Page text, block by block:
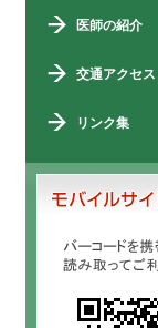
医師の紹介
交通アクセス
リンク集